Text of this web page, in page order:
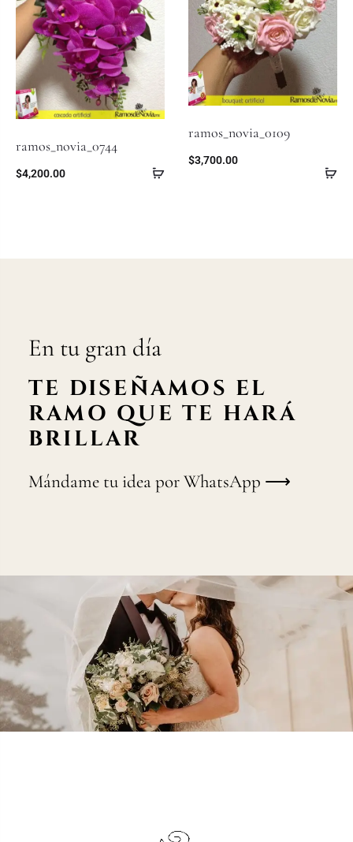
ramos_novia_0744
$4,200.00
ramos_novia_0109
$3,700.00
En tu gran día
TE DISEÑAMOS EL
RAMO QUE TE HARÁ
BRILLAR
Mándame tu idea por WhatsApp ⟶